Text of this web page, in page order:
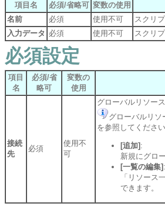
項目名 必須/省略可 変数の使用
名前
必須 使用不可
スクリ
入力データ 必須 使用不可 スクリ
必須設定
項目
名
必須/省
略可
変数の
使用
接続
先
必須
使用不
可
グローバルリソー
グローバルリソ
を参照してください
[追加] :
新規にグロ
[一覧の編集] :
「リソース
できます。